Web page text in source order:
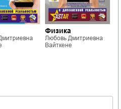
Физика
Любовь Дмитриевна
Вайткене